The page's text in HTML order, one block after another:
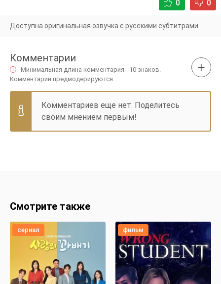
0 0
Доступна оригинальная озвучка с русскими субтитрами
Комментарии
Минимальная длина комментария - 10 знаков.
Комментарии предмодерируются
Комментариев еще нет. Поделитесь
своим мнением первым!
Смотрите также
сериал фильм